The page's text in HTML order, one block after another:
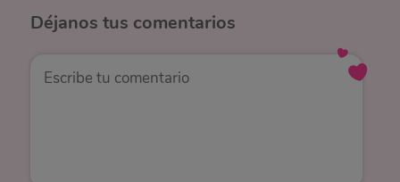
Déjanos tus comentarios